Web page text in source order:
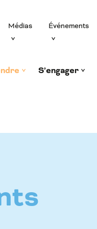
Médias Événements
S’engager